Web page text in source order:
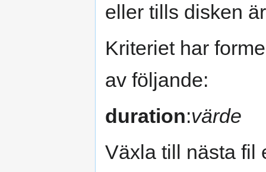
eller tills disken
Kriteriet har
av följande:
duration:värde
Växla till nästa fil